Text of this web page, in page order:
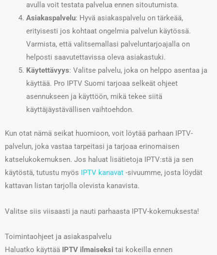
avulla voit testata palvelua ennen sitoutumista.
Asiakaspalvelu: Hyvä asiakaspalvelu on tärkeää,
erityisesti jos kohtaat ongelmia palvelun käytössä.
Varmista, että valitsemallasi palveluntarjoajalla on
helposti saavutettavissa oleva asiakastuki.
Käytettävyys: Valitse palvelu, joka on helppo asentaa ja
käyttää. Pro IPTV Suomi tarjoaa selkeät ohjeet
asennukseen ja käyttöön, mikä tekee siitä
käyttäjäystävällisen vaihtoehdon.
Kun otat nämä seikat huomioon, voit löytää parhaan IPTV-
palvelun, joka vastaa tarpeitasi ja tarjoaa erinomaisen
katselukokemuksen. Jos haluat lisätietoja IPTV:stä ja sen
käytöstä, tutustu myös IPTV kanavat -sivuumme, josta löydät
kattavan listan tarjolla olevista kanavista.
Valitse siis viisaasti ja nauti parhaasta IPTV-kokemuksesta!
Toimintaohjeet ja asiakaspalvelu
Haluatko käyttää IPTV ilmaiseksi tai kokeilla ennen